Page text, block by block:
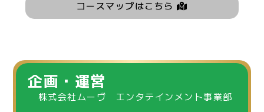
コースマップはこちら
企画・運営
株式会社ムーヴ エンタテインメント事業部